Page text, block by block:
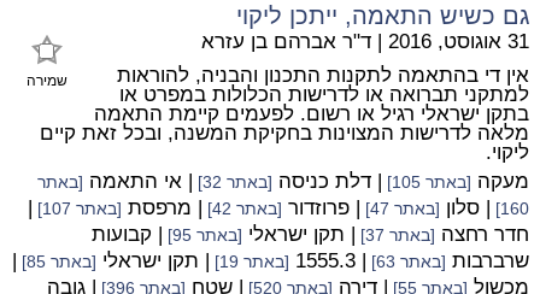
גם כשיש התאמה, ייתכן ליקוי
שמירה
31 אוגוסט, 2016 | ד"ר אברהם בן עזרא
אין די בהתאמה לתקנות התכנון והבניה, להוראות
למתקני תברואה או לדרישות הכלולות במפרט או
בתקן ישראלי רגיל או רשום. לפעמים קיימת התאמה
מלאה לדרישות המצוינות בחקיקת המשנה, ובכל זאת קיים
ליקוי.
מעקה [באתר 105] | דלת כניסה [באתר 32] | אי התאמה [באתר
160]
| סלון [באתר 47] | פרוזדור [באתר 42] | מרפסת [באתר 107]
|
חדר רחצה [באתר 37] | תקן ישראלי [באתר 95]
| קבועות
שרברבות [באתר 63] | 1555.3 [באתר 19] | תקן ישראלי [באתר 85]
|
מכשול [באתר 55] | דירה [באתר 520] | שטח [באתר 396] | גובה